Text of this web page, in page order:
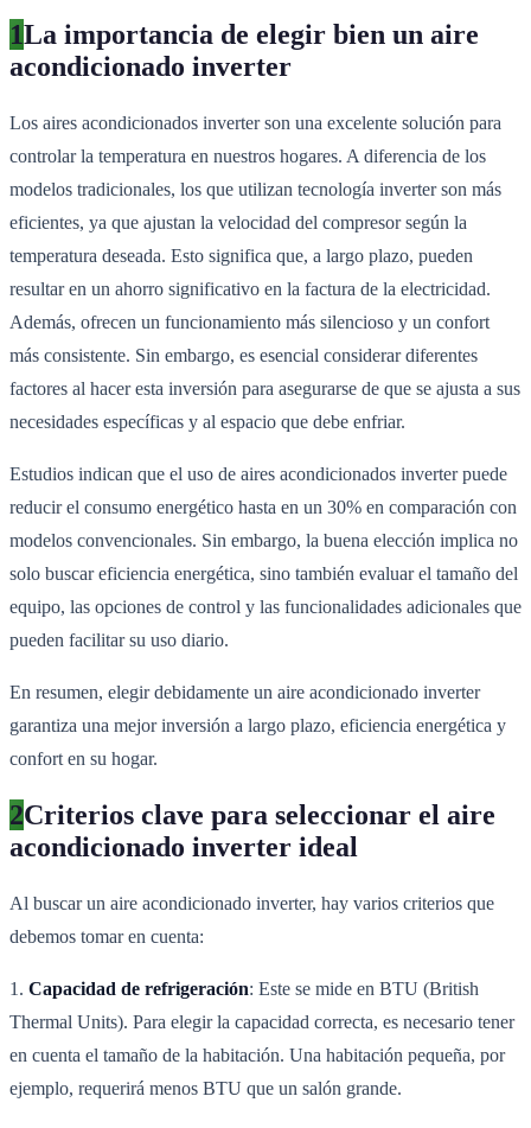
1La importancia de elegir bien un aire
acondicionado inverter
Los aires acondicionados inverter son una excelente solución para
controlar la temperatura en nuestros hogares. A diferencia de los
modelos tradicionales, los que utilizan tecnología inverter son más
eficientes, ya que ajustan la velocidad del compresor según la
temperatura deseada. Esto significa que, a largo plazo, pueden
resultar en un ahorro significativo en la factura de la electricidad.
Además, ofrecen un funcionamiento más silencioso y un confort
más consistente. Sin embargo, es esencial considerar diferentes
factores al hacer esta inversión para asegurarse de que se ajusta a sus
necesidades específicas y al espacio que debe enfriar.
Estudios indican que el uso de aires acondicionados inverter puede
reducir el consumo energético hasta en un 30% en comparación con
modelos convencionales. Sin embargo, la buena elección implica no
solo buscar eficiencia energética, sino también evaluar el tamaño del
equipo, las opciones de control y las funcionalidades adicionales que
pueden facilitar su uso diario.
En resumen, elegir debidamente un aire acondicionado inverter
garantiza una mejor inversión a largo plazo, eficiencia energética y
confort en su hogar.
2Criterios clave para seleccionar el aire
acondicionado inverter ideal
Al buscar un aire acondicionado inverter, hay varios criterios que
debemos tomar en cuenta:
1. Capacidad de refrigeración: Este se mide en BTU (British
Thermal Units). Para elegir la capacidad correcta, es necesario tener
en cuenta el tamaño de la habitación. Una habitación pequeña, por
ejemplo, requerirá menos BTU que un salón grande.